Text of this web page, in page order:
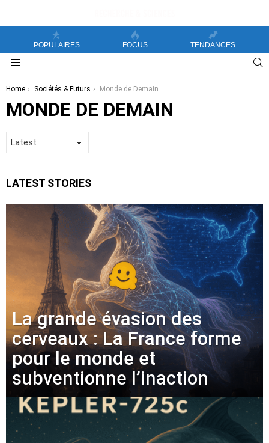
POPULAIRES FOCUS TENDANCES
You are here:
Home Sociétés & Futurs Monde de Demain
MONDE DE DEMAIN
LATEST STORIES
La grande évasion des
cerveaux : La France forme
pour le monde et
subventionne l’inaction